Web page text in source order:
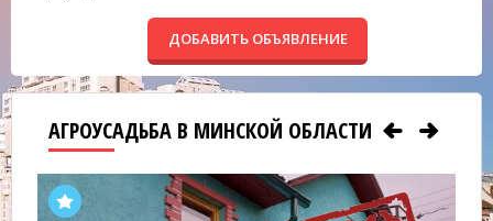
ДОБАВИТЬ ОБЪЯВЛЕНИЕ
АГРОУСАДЬБА В МИНСКОЙ ОБЛАСТИ